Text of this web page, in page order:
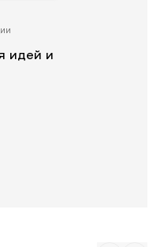
идей и